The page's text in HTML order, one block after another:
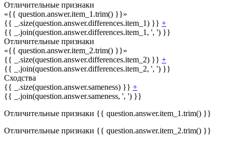
Отличительные признаки
«{{ question.answer.item_1.trim() }}»
{{ _.size(question.answer.differences.item_1) }} +
{{ _.join(question.answer.differences.item_1, ', ') }}
Отличительные признаки
«{{ question.answer.item_2.trim() }}»
{{ _.size(question.answer.differences.item_2) }} +
{{ _.join(question.answer.differences.item_2, ', ') }}
Сходства
{{ _.size(question.answer.sameness) }} +
{{ _.join(question.answer.sameness, ', ') }}
Отличительные признаки {{ question.answer.item_1.trim() }}
Отличительные признаки {{ question.answer.item_2.trim() }}